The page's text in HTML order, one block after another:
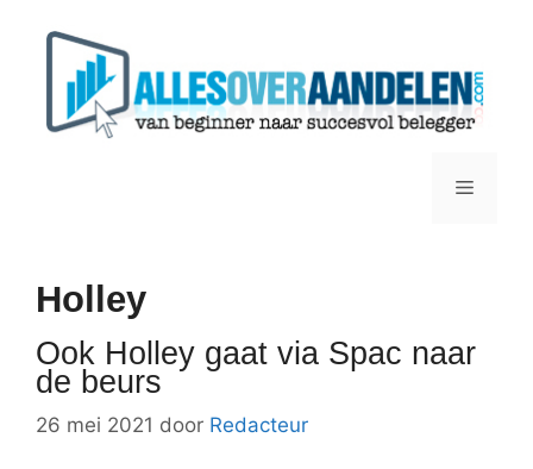
Menu
Holley
Ook Holley gaat via Spac naar
de beurs
26 mei 2021 door Redacteur